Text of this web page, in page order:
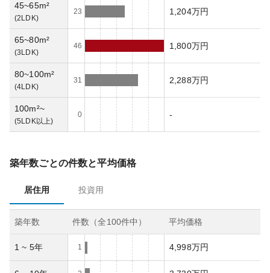
45~65m²
(2LDK)
23 1,204万円
65~80m²
(3LDK)
46 1,800万円
80~100m²
(4LDK)
31 2,288万円
100m²~
(5LDK以上)
0 -
築年数ごとの件数と平均価格
居住用 投資用
築年数 件数（全100件中） 平均価格
1 ~ 5年 1 4,998万円